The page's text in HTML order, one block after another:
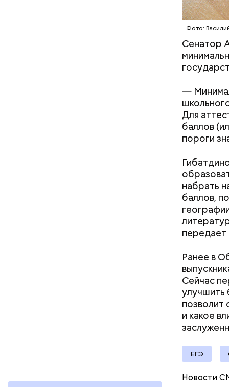
Фото:
Сенатор
—
Для
баллов
пороги
набрать
баллов,
передает
Ранее в
Сейчас
улучшить
позволит
и какое
ЕГЭ
Новости
чеснок;
соль.
Вред
Фото: